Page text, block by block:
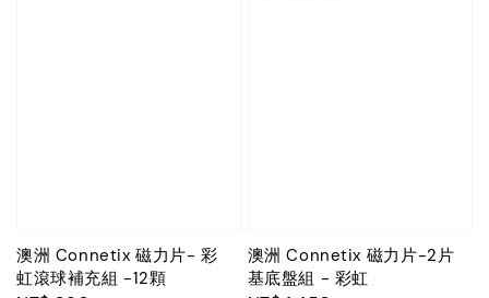
澳洲 Connetix 磁力片- 彩
虹滾球補充組 -12顆
澳洲 Connetix 磁力片-2片
基底盤組 - 彩虹